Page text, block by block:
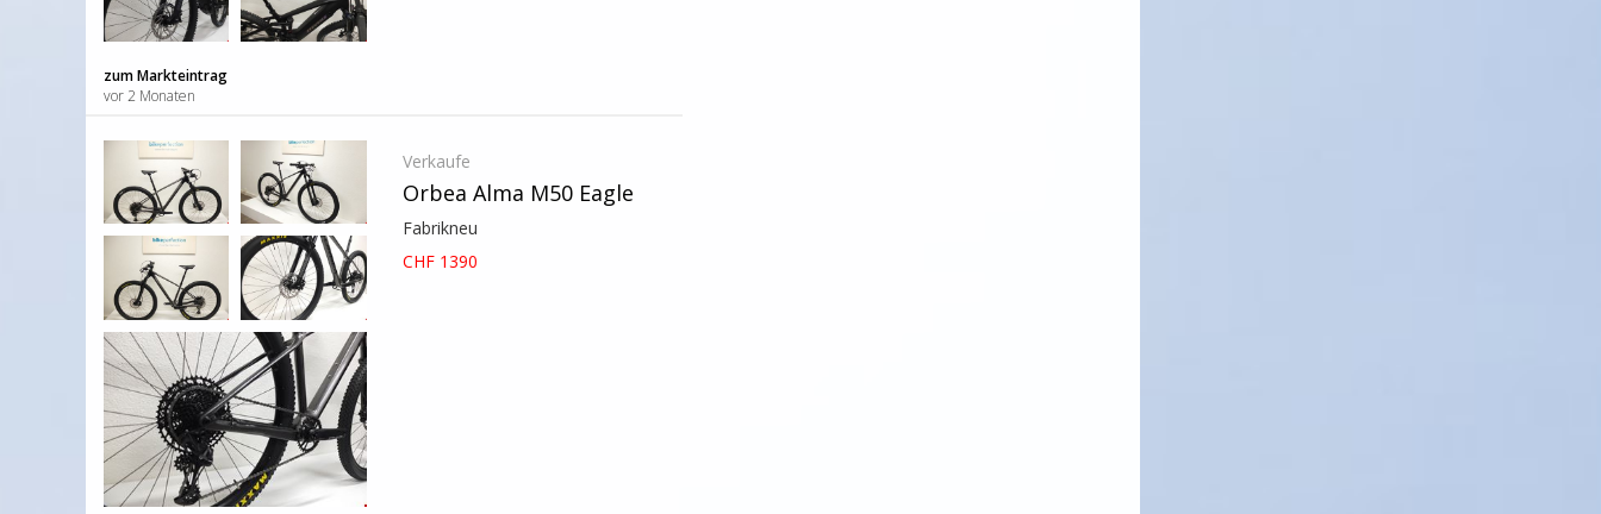
zum Markteintrag
vor 2 Monaten
Verkaufe
Orbea Alma M50 Eagle
Fabrikneu
CHF 1390